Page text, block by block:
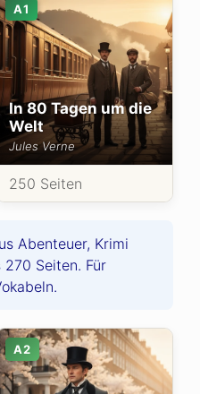
A1
In 80 Tagen um die
Welt
Jules Verne
250 Seiten
Abenteuer, Krimi
Seiten. Für
A2